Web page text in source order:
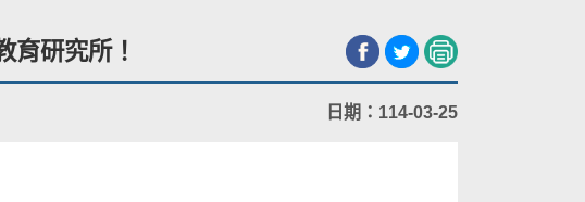
育研究所！
日期：114-03-25